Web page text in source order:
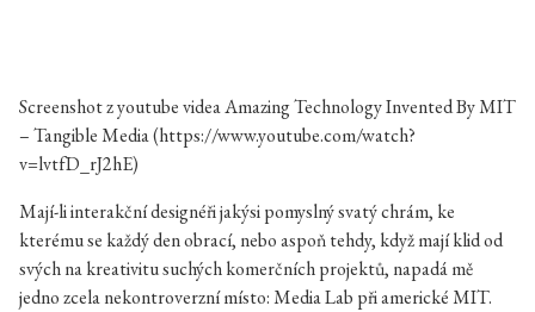
Screenshot z youtube videa Amazing Technology Invented By MIT
– Tangible Media (https://www.youtube.com/watch?
v=lvtfD_rJ2hE)
Mají-li interakční designéři jakýsi pomyslný svatý chrám, ke
kterému se každý den obrací, nebo aspoň tehdy, když mají klid od
svých na kreativitu suchých komerčních projektů, napadá mě
jedno zcela nekontroverzní místo: Media Lab při americké MIT.